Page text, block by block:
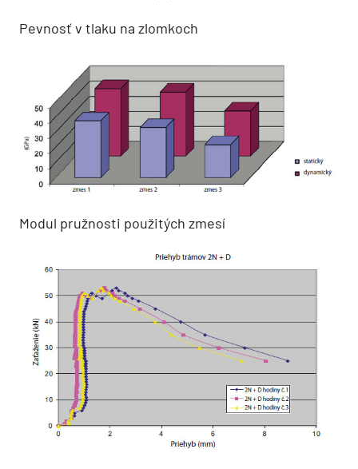
Pevnosť v tlaku na zlomkoch
Modul pružnosti použitých zmesí